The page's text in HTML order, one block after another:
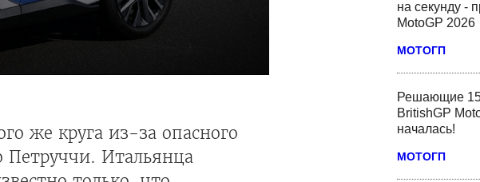
на секунду -
MotoGP 2026
МОТОГП
Решающие 15
BritishGP
началась!
МОТОГП
же круга из-за опасного
Петруччи. Итальянца